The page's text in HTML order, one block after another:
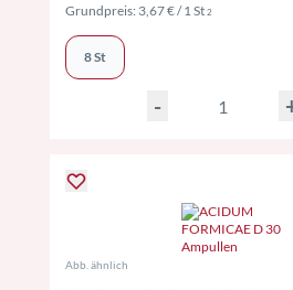
Grundpreis: 3,67 €/ 1 St 2Preise inkl.
8 St
-
Abb. ähnlich